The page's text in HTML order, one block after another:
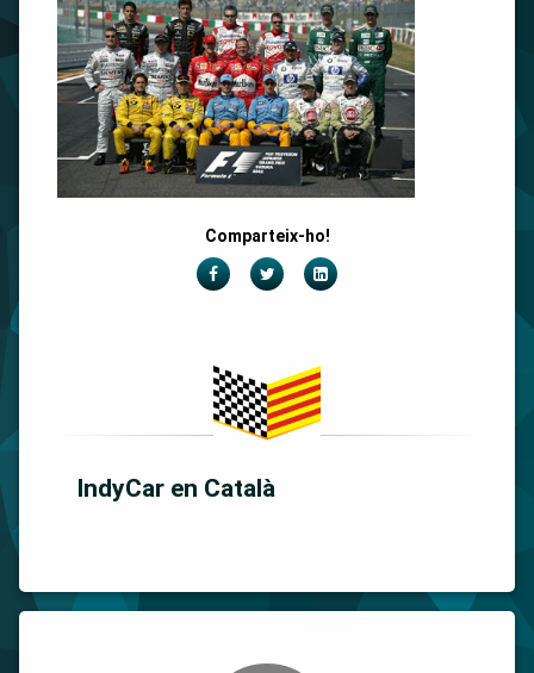
Comparteix-ho!
FacebookTwitterLinkedIn
IndyCar en Català